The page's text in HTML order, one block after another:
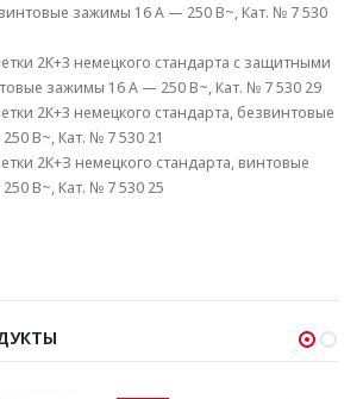
зажимы 16 A — 250 В~, Кат. № 7 530
2К+3 немецкого стандарта с защитными
зажимы 16 A — 250 В~, Кат. № 7 530 29
2К+3 немецкого стандарта, безвинтовые
В~, Кат. № 7 530 21
2К+З немецкого стандарта, винтовые
В~, Кат. № 7 530 25